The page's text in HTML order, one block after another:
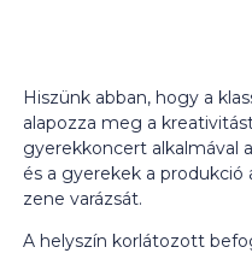
Hiszünk abban, hogy a
alapozza meg a
gyerekkoncert alkalmával
és a gyerekek a
zene varázsát.
A helyszín korlátozott